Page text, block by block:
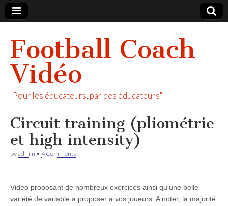
Football Coach
Vidéo
"Pour les éducateurs, par des éducateurs"
Circuit training (pliométrie
et high intensity)
byadmin • 4 Comments
Vidéo proposant de nombreux exercices ainsi qu’une belle
variété de variable a proposer a vos joueurs. A noter, la majorité